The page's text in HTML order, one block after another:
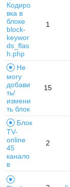
Кодиро
вка в
блоке
block-
keywor
ds_flas
h.php
1
Не
могу
добави
ть/
измени
ть блок
15
Блок
TV-
online
45
канало
в
2